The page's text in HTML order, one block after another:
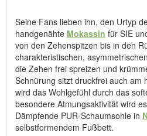
Straße 134, D-76275 Ettlingen, E-
Seine Fans lieben ihn, den Urtyp
handgenähte Mokassin für SIE
von den Zehenspitzen bis in den
charakteristischen,
die Zehen frei spreizen und
Schnürung sitzt druckfrei auch am
wird das Wohlgefühl durch das
besondere Atmungsaktivität wird
Dämpfende PUR-Schaumsohle in
selbstformendem Fußbett.